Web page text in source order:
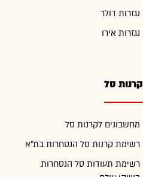
נגזרות דולר
נגזרות אירו
קרנות סל
מחשבונים לקרנות סל
רשימת קרנות סל הנסחרות בת"א
רשימת תעודות סל הנסחרות